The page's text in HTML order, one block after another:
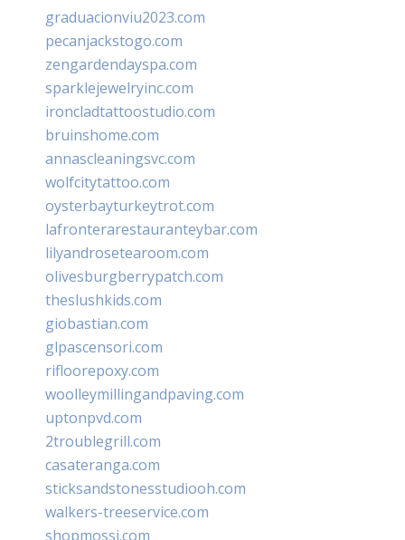
graduacionviu2023.com
pecanjackstogo.com
zengardendayspa.com
sparklejewelryinc.com
ironcladtattoostudio.com
bruinshome.com
annascleaningsvc.com
wolfcitytattoo.com
oysterbayturkeytrot.com
lafronterarestauranteybar.com
lilyandrosetearoom.com
olivesburgberrypatch.com
theslushkids.com
giobastian.com
glpascensori.com
rifloorepoxy.com
woolleymillingandpaving.com
uptonpvd.com
2troublegrill.com
casateranga.com
sticksandstonesstudiooh.com
walkers-treeservice.com
shopmossi.com